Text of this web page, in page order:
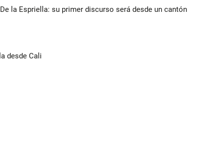
la Espriella: su primer discurso será desde un cantón
desde Cali